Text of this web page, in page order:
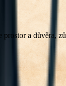
a důvěra,